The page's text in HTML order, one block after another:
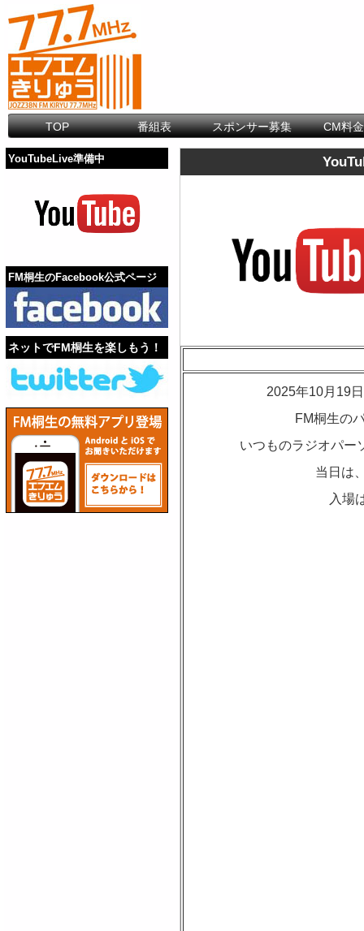
TOP 番組表 スポンサー募集 CM料
YouTubeLive準備中
FM桐生のFacebook公式ページ
ネットでFM桐生を楽しもう！
2025年10月19
FM桐生の
いつものラジオパー
当日は
入場